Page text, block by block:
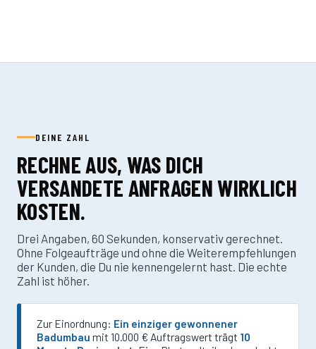
DEINE ZAHL
RECHNE AUS, WAS DICH
VERSANDETE ANFRAGEN WIRKLICH
KOSTEN.
Drei Angaben, 60 Sekunden, konservativ gerechnet.
Ohne Folgeaufträge und ohne die Weiterempfehlungen
der Kunden, die Du nie kennengelernt hast. Die echte
Zahl ist höher.
Zur Einordnung: Ein einziger gewonnener
Badumbau mit 10.000 € Auftragswert trägt 10